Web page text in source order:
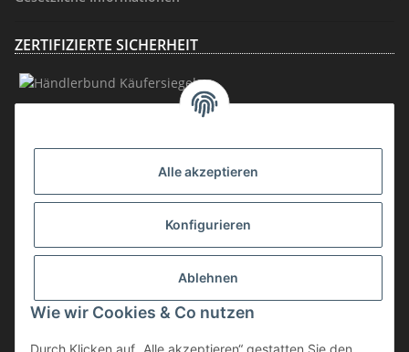
Alle akzeptieren
Konfigurieren
Ablehnen
Wie wir Cookies & Co nutzen
Durch Klicken auf „Alle akzeptieren“ gestatten Sie den
ZERTIFIZIERTE SICHERHEIT
Vertrag widerrufen